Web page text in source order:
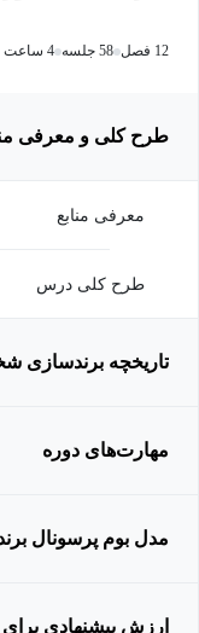
12 فصل 58 جلسه 4 ساعت ویدیو
طرح کلی و معرفی
معرفی منابع
طرح کلی درس
تاریخچه برندسازی
مهارت‌های دوره
مدل بوم پرسونال
ارزش پیشنهادی برای